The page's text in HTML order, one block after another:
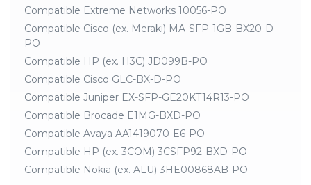
Compatible Extreme Networks 10056-PO
Compatible Cisco (ex. Meraki) MA-SFP-1GB-BX20-D-
PO
Compatible HP (ex. H3C) JD099B-PO
Compatible Cisco GLC-BX-D-PO
Compatible Juniper EX-SFP-GE20KT14R13-PO
Compatible Brocade E1MG-BXD-PO
Compatible Avaya AA1419070-E6-PO
Compatible HP (ex. 3COM) 3CSFP92-BXD-PO
Compatible Nokia (ex. ALU) 3HE00868AB-PO